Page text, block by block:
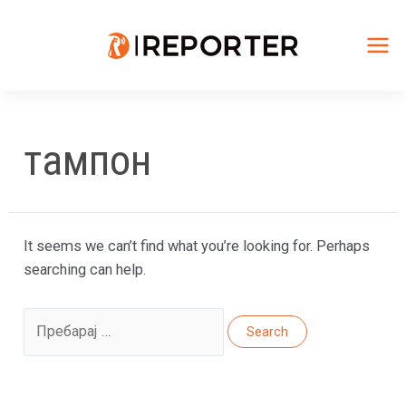
тампон
It seems we can’t find what you’re looking for. Perhaps
searching can help.